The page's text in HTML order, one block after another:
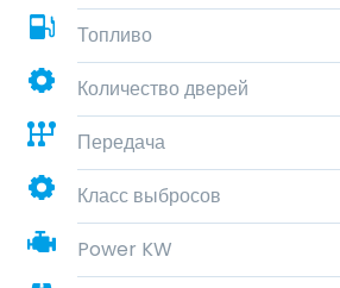
Топливо
Количество дверей
Передача
Класс выбросов
Power KW